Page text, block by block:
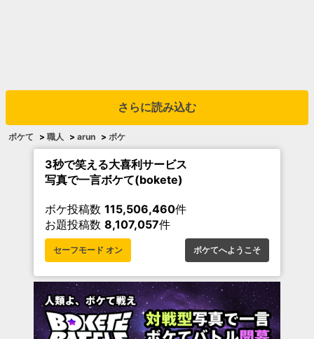
さらに読み込む
ボケて > 職人 > arun > ボケ
3秒で笑える大喜利サービス
写真で一言ボケて(bokete)
ボケ投稿数 115,506,460件
お題投稿数 8,107,057件
セーフモード オン ボケてへようこそ